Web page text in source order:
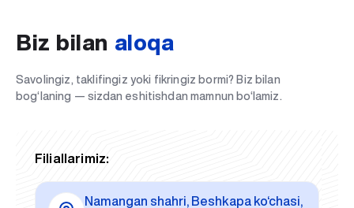
Biz bilan aloqa
Savolingiz, taklifingiz yoki fikringiz bormi? Biz bilan
bog‘laning — sizdan eshitishdan mamnun bo‘lamiz.
Filiallarimiz:
Namangan shahri, Beshkapa ko‘chasi,